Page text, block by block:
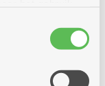
Sommige
die een
weet win je